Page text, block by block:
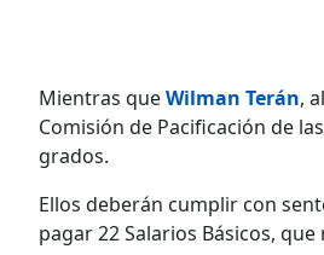
Mientras queWilman Terán,
Comisión de Pacificación de
grados.
Ellos deberán cumplir con
pagar 22 Salarios Básicos,